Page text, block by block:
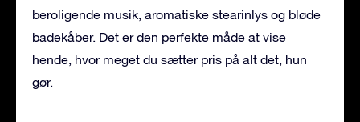
beroligende musik, aromatiske stearinlys og bløde
badekåber. Det er den perfekte måde at vise
hende, hvor meget du sætter pris på alt det, hun
gør.